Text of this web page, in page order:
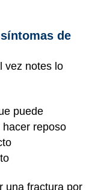
de
vez notes lo
puede
reposo
una fractura por